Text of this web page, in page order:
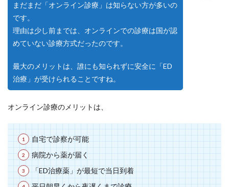
まだまだ「オンライン診療」は知らない方が多いの
です。
理由は少し前までは、オンラインでの診療は国が認
めていない診療方式だったのです。
最大のメリットは、誰にも知られずに安全に「ED
治療」が受けられることですね。
オンライン診療のメリットは、
自宅で診察が可能
病院から薬が届く
「ED治療薬」が最短で当日到着